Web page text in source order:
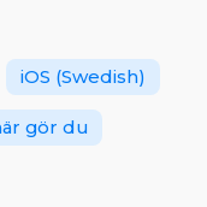
iOS (Swedish)
gör du